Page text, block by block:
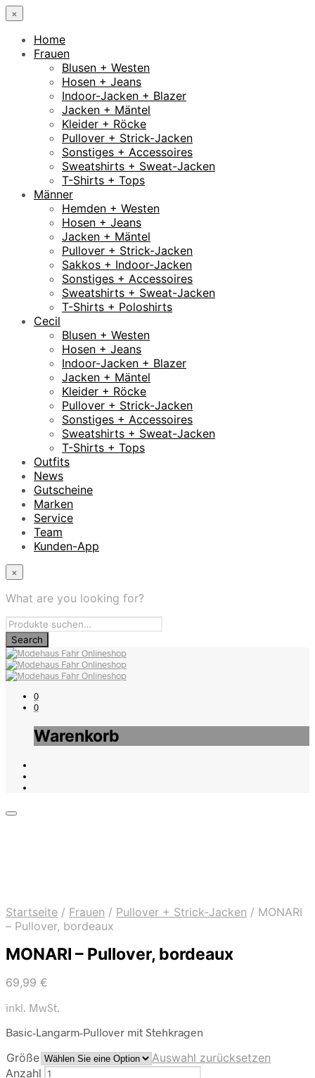
×
Home
Frauen
Blusen + Westen
Hosen + Jeans
Indoor-Jacken + Blazer
Jacken + Mäntel
Kleider + Röcke
Pullover + Strick-Jacken
Sonstiges + Accessoires
Sweatshirts + Sweat-Jacken
T-Shirts + Tops
Männer
Hemden + Westen
Hosen + Jeans
Jacken + Mäntel
Pullover + Strick-Jacken
Sakkos + Indoor-Jacken
Sonstiges + Accessoires
Sweatshirts + Sweat-Jacken
T-Shirts + Poloshirts
Cecil
Blusen + Westen
Hosen + Jeans
Indoor-Jacken + Blazer
Jacken + Mäntel
Kleider + Röcke
Pullover + Strick-Jacken
Sonstiges + Accessoires
Sweatshirts + Sweat-Jacken
T-Shirts + Tops
Outfits
News
Gutscheine
Marken
Service
Team
Kunden-App
×
What are you looking for?
0
0
Warenkorb
Startseite / Frauen / Pullover + Strick-Jacken / MONARI
– Pullover, bordeaux
MONARI – Pullover, bordeaux
69,99 €
inkl. MwSt.
Basic-Langarm-Pullover mit Stehkragen
Größe
Auswahl zurücksetzen
Anzahl